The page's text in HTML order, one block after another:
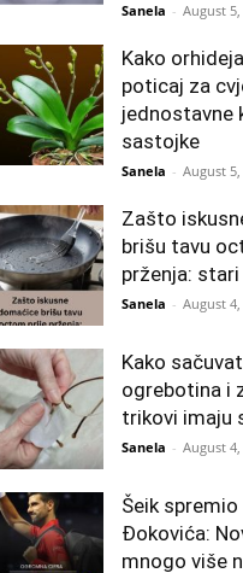
Sanela - August 5,
Kako
poticaj za
jednostavne
sastojke
Sanela - August 5,
Zašto
brišu tavu
prženja:
Sanela - August 4,
Kako
ogrebotina i
trikovi imaju
Sanela - August 4,
Šeik
Đokovića:
mnogo više